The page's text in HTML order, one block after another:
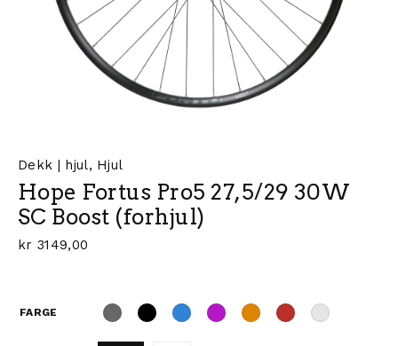
Dekk | hjul, Hjul
Hope Fortus Pro5 27,5/29 30W
SC Boost (forhjul)
kr 3149,00
FARGE